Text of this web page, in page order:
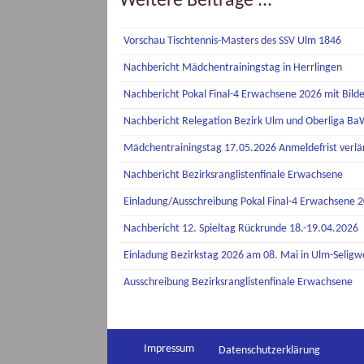
Vorschau Tischtennis-Masters des SSV Ulm 1846
Nachbericht Mädchentrainingstag in Herrlingen
Nachbericht Pokal Final-4 Erwachsene 2026 mit
Nachbericht Relegation Bezirk Ulm und Oberliga
Mädchentrainingstag 17.05.2026 Anmeldefrist
Nachbericht Bezirksranglistenfinale Erwachsene
Einladung/Ausschreibung Pokal Final-4 Erwachsene
Nachbericht 12. Spieltag Rückrunde 18.-19.04.2026
Einladung Bezirkstag 2026 am 08. Mai in Ulm-
Ausschreibung Bezirksranglistenfinale Erwachsene
Impressum Datenschutzerklärung